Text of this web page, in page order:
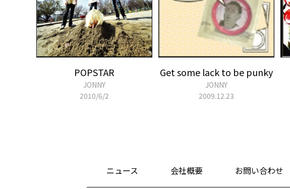
POPSTAR
JONNY
2010/6/2
Get some lack to be punky
JONNY
2009.12.23
ニュース 会社概要 お問い合わせ